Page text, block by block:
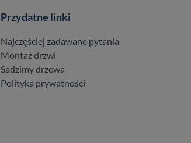
Przydatne linki
Najczęściej zadawane pytania
Montaż drzwi
Sadzimy drzewa
Polityka prywatności